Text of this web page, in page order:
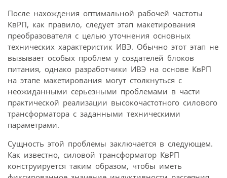
После нахождения оптимальной рабочей частоты
КвРП, как правило, следует этап макетирования
преобразователя с целью уточнения основных
технических характеристик ИВЭ. Обычно этот этап не
вызывает особых проблем у создателей блоков
питания, однако разработчики ИВЭ на основе КвРП
на этапе макетирования могут столкнуться с
неожиданными серьезными проблемами в части
практической реализации высокочастотного силового
трансформатора с заданными техническими
параметрами.
Сущность этой проблемы заключается в следующем.
Как известно, силовой трансформатор КвРП
конструируется таким образом, чтобы иметь